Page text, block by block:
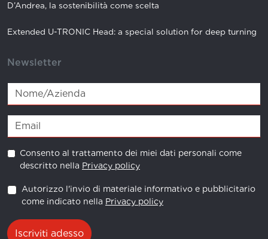
D’Andrea, la sostenibilità come scelta
Extended U-TRONIC Head: a special solution for deep turning
Newsletter
Consento al trattamento dei miei dati personali come
descritto nella Privacy policy
Autorizzo l'invio di materiale informativo e pubblicitario
come indicato nella Privacy policy
Iscriviti adesso